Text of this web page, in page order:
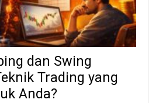
dan Swing
Trading yang
Anda?